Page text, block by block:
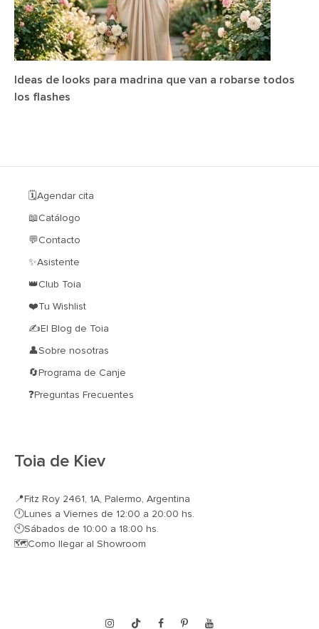
Ideas de looks para madrina que van a robarse todos
los flashes
🗓️Agendar cita
📖Catálogo
💬Contacto
✨Asistente
👑Club Toia
❤️Tu Wishlist
✍El Blog de Toia
👤Sobre nosotras
🔄Programa de Canje
❓Preguntas Frecuentes
Toia de Kiev
📍Fitz Roy 2461, 1A, Palermo, Argentina
🕛Lunes a Viernes de 12:00 a 20:00 hs.
🕙Sábados de 10:00 a 18:00 hs.
🗺️Como llegar al Showroom
InstagramTikTokFacebook
PinterestYouTube